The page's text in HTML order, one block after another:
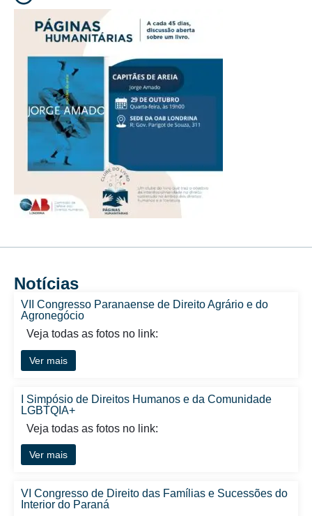
Notícias
VII Congresso Paranaense de Direito Agrário e do
Agronegócio
Veja todas as fotos no link:
Ver mais
I Simpósio de Direitos Humanos e da Comunidade
LGBTQIA+
Veja todas as fotos no link:
Ver mais
VI Congresso de Direito das Famílias e Sucessões do
Interior do Paraná